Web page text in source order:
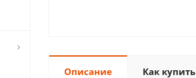
Описание Как купить